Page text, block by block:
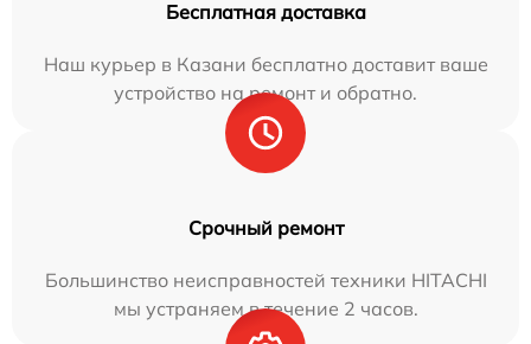
Бесплатная доставка
Наш курьер в Казани бесплатно доставит ваше
устройство на ремонт и обратно.
Срочный ремонт
Большинство неисправностей техники HITACHI
мы устраняем в течение 2 часов.